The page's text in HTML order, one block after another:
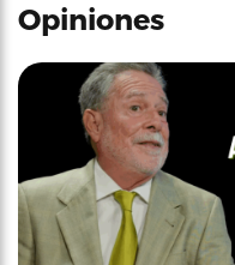
Opiniones